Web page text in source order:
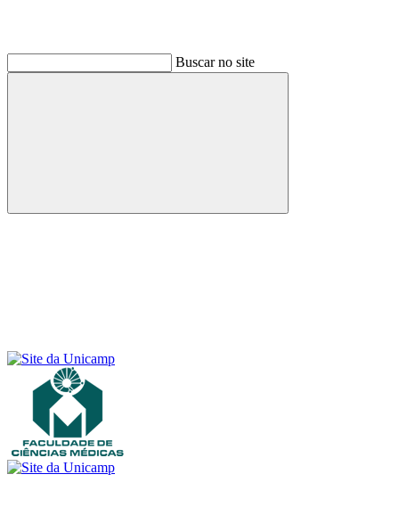
Buscar no site
Buscar